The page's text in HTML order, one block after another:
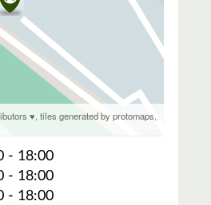
♥,tiles generated by protomaps,
- 18:00
- 18:00
- 18:00